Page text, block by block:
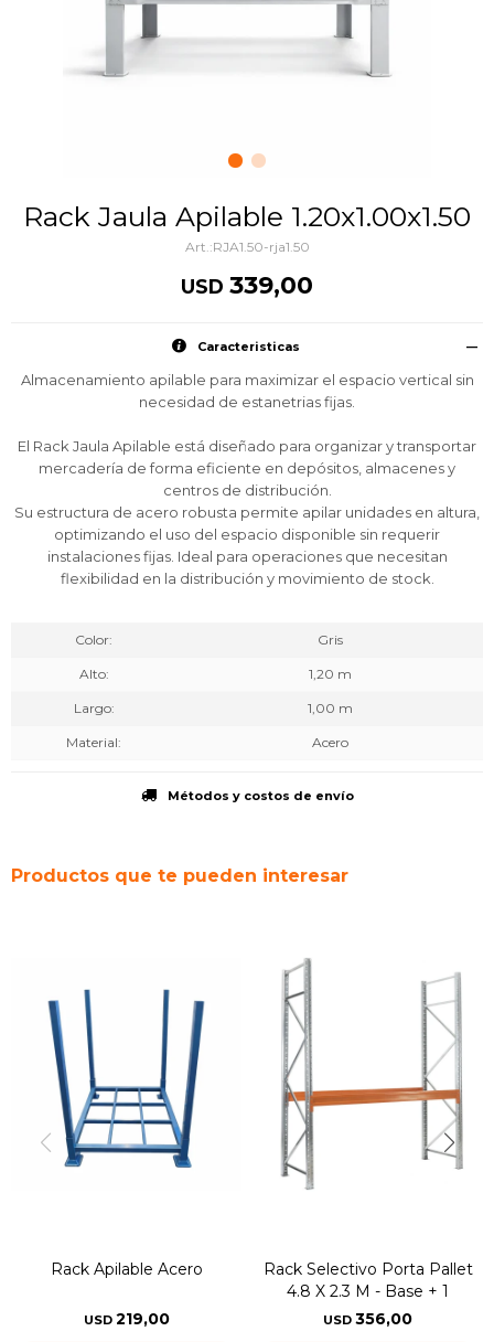
Rack Jaula Apilable 1.20x1.00x1.50
RJA1.50-rja1.50
USD 339,00
Caracteristicas
Almacenamiento apilable para maximizar el espacio vertical sin
necesidad de estanetrias fijas.
El Rack Jaula Apilable está diseñado para organizar y transportar
mercadería de forma eficiente en depósitos, almacenes y
centros de distribución.
Su estructura de acero robusta permite apilar unidades en altura,
optimizando el uso del espacio disponible sin requerir
instalaciones fijas. Ideal para operaciones que necesitan
flexibilidad en la distribución y movimiento de stock.
Color Gris
Alto 1,20 m
Largo 1,00 m
Material Acero
Métodos y costos de envío
Productos que te pueden interesar
Rack Apilable Acero
USD 219,00
Rack Selectivo Porta Pallet
4.8 X 2.3 M - Base + 1
USD 356,00